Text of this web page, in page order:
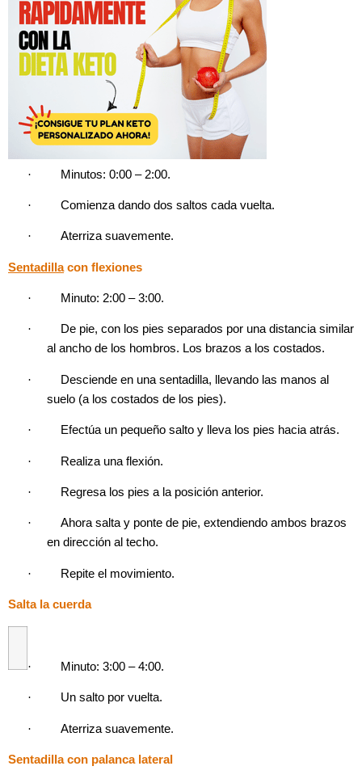
· Minutos: 0:00 – 2:00.
· Comienza dando dos saltos cada vuelta.
· Aterriza suavemente.
Sentadillacon flexiones
· Minuto: 2:00 – 3:00.
·
De pie, con los pies separados por una distancia similar
al ancho de los hombros. Los brazos a los costados.
·
Desciende en una sentadilla, llevando las manos al
suelo (a los costados de los pies).
· Efectúa un pequeño salto y lleva los pies hacia atrás.
· Realiza una flexión.
· Regresa los pies a la posición anterior.
·
Ahora salta y ponte de pie, extendiendo ambos brazos
en dirección al techo.
· Repite el movimiento.
Salta la cuerda
· Minuto: 3:00 – 4:00.
· Un salto por vuelta.
· Aterriza suavemente.
Sentadilla con palanca lateral